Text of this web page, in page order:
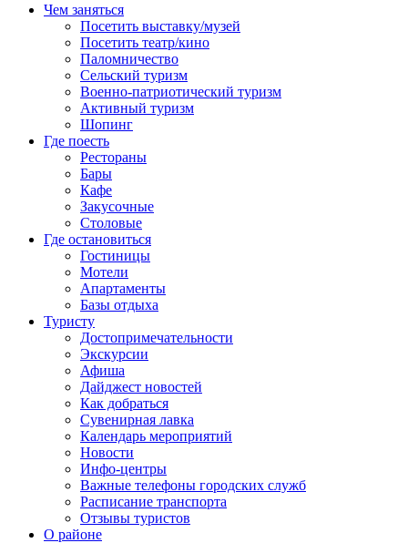
Чем заняться
Посетить выставку/музей
Посетить театр/кино
Паломничество
Сельский туризм
Военно-патриотический туризм
Активный туризм
Шопинг
Где поесть
Рестораны
Бары
Кафе
Закусочные
Столовые
Где остановиться
Гостиницы
Мотели
Апартаменты
Базы отдыха
Туристу
Достопримечательности
Экскурсии
Афиша
Дайджест новостей
Как добраться
Сувенирная лавка
Календарь мероприятий
Новости
Инфо-центры
Важные телефоны городских служб
Расписание транспорта
Отзывы туристов
О районе